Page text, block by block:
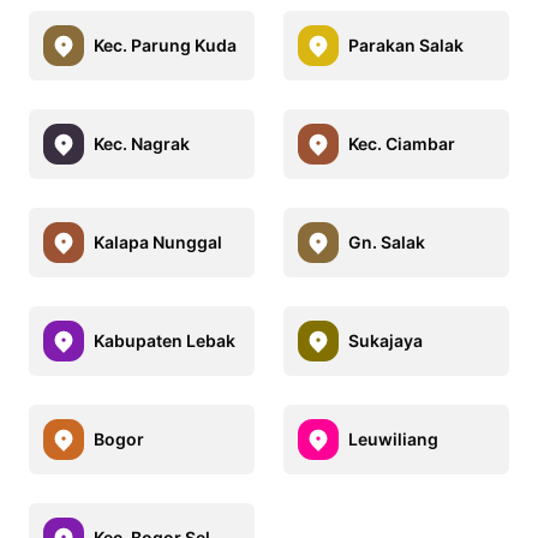
Kec. Parung Kuda Parakan Salak
Kec. Nagrak Kec. Ciambar
Kalapa Nunggal Gn. Salak
Kabupaten Lebak Sukajaya
Bogor Leuwiliang